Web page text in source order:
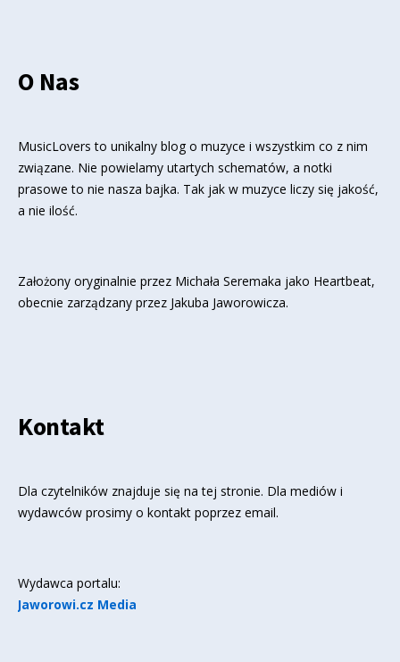
O Nas
MusicLovers to unikalny blog o muzyce i wszystkim co z nim
związane. Nie powielamy utartych schematów, a notki
prasowe to nie nasza bajka. Tak jak w muzyce liczy się jakość,
a nie ilość.
Założony oryginalnie przez Michała Seremaka jako Heartbeat,
obecnie zarządzany przez Jakuba Jaworowicza.
Kontakt
Dla czytelników znajduje się na tej stronie. Dla mediów i
wydawców prosimy o kontakt poprzez email.
Wydawca portalu:
Jaworowi.cz Media